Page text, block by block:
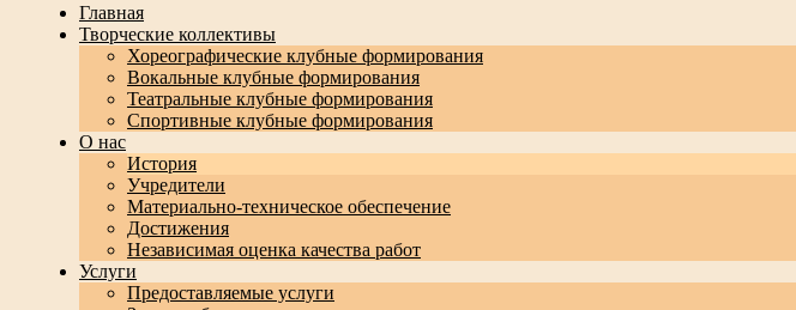
Перейти
содержимому
Главная
Творческие коллективы
Хореографические клубные формирования
Вокальные клубные формирования
Театральные клубные формирования
Спортивные клубные формирования
О нас
История
Учредители
Материально-техническое обеспечение
Достижения
Независимая оценка качества работ
Услуги
Предоставляемые услуги